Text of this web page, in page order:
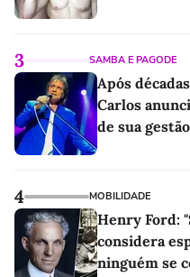
3 SAMBA E PAGODE
Após
Carlos
de sua gestão
4 MOBILIDADE
Henry Ford:
considera
ninguém se